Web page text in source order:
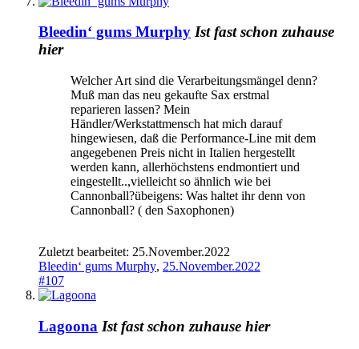
Bleedin‘ gums Murphy Ist fast schon zuhause
hier
Welcher Art sind die Verarbeitungsmängel denn?
Muß man das neu gekaufte Sax erstmal
reparieren lassen? Mein
Händler/Werkstattmensch hat mich darauf
hingewiesen, daß die Performance-Line mit dem
angegebenen Preis nicht in Italien hergestellt
werden kann, allerhöchstens endmontiert und
eingestellt..,vielleicht so ähnlich wie bei
Cannonball?übeigens: Was haltet ihr denn von
Cannonball? ( den Saxophonen)
Zuletzt bearbeitet: 25.November.2022
Bleedin‘ gums Murphy, 25.November.2022
#107
Lagoona Ist fast schon zuhause hier